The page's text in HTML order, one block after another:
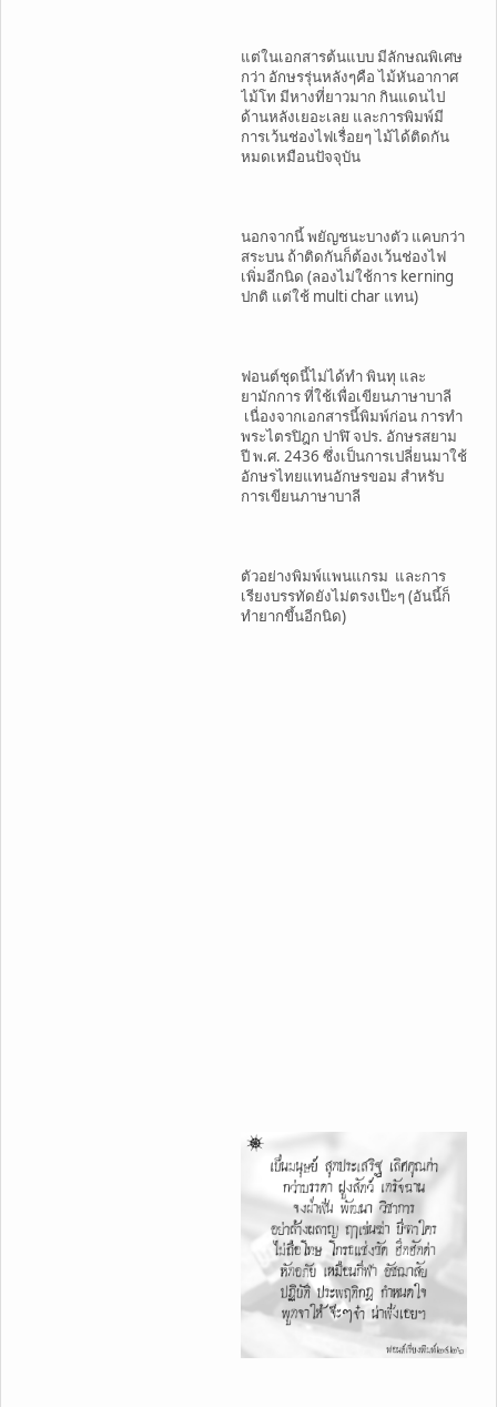
แต่ในเอกสารต้นแบบ มีลักษณพิเศษ
กว่า อักษรรุ่นหลังๆคือ ไม้หันอากาศ
ไม้โท มีหางที่ยาวมาก กินแดนไป
ด้านหลังเยอะเลย และการพิมพ์มี
การเว้นช่องไฟเรื่อยๆ ไม้ได้ติดกัน
หมดเหมือนปัจจุบัน
นอกจากนี้ พยัญชนะบางตัว แคบกว่า
สระบน ถ้าติดกันก็ต้องเว้นช่องไฟ
เพิ่มอีกนิด (ลองไม่ใช้การ kerning
ปกติ แต่ใช้ multi char แทน)
ฟอนต์ชุดนี้ไม่ได้ทำ พินทุ และ
ยามักการ ที่ใช้เพื่อเขียนภาษาบาลี
เนื่องจากเอกสารนี้พิมพ์ก่อน การทำ
พระไตรปิฎก ปาฬิ จปร. อักษรสยาม
ปี พ.ศ. 2436 ซึ่งเป็นการเปลี่ยนมาใช้
อักษรไทยแทนอักษรขอม สำหรับ
การเขียนภาษาบาลี
ตัวอย่างพิมพ์แพนแกรม และการ
เรียงบรรทัดยังไม่ตรงเป๊ะๆ (อันนี้ก็
ทำยากขึ้นอีกนิด)